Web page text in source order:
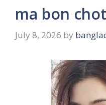
ma bon
July 8, 2026 by